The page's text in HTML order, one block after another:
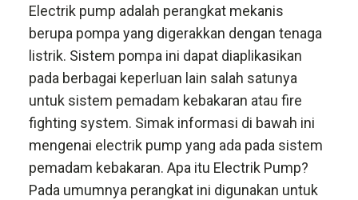
Electrik pump adalah perangkat mekanis
berupa pompa yang digerakkan dengan tenaga
listrik. Sistem pompa ini dapat diaplikasikan
pada berbagai keperluan lain salah satunya
untuk sistem pemadam kebakaran atau fire
fighting system. Simak informasi di bawah ini
mengenai electrik pump yang ada pada sistem
pemadam kebakaran. Apa itu Electrik Pump?
Pada umumnya perangkat ini digunakan untuk